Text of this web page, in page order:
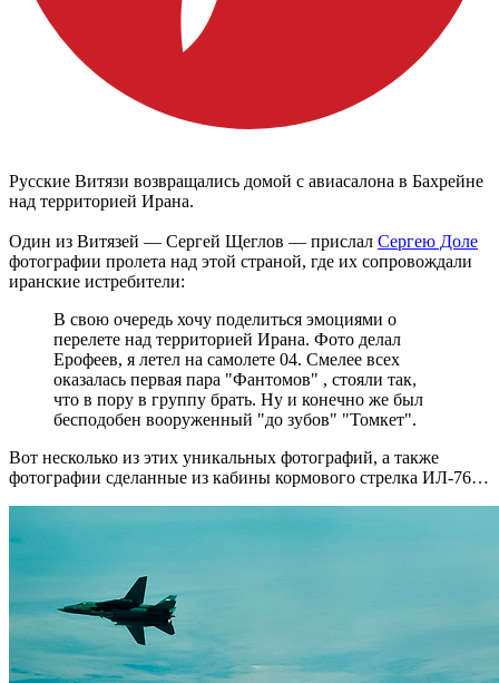
Русские Витязи возвращались домой с авиасалона в Бахрейне
над территорией Ирана.
Один из Витязей — Сергей Щеглов — прислал Сергею Доле
фотографии пролета над этой страной, где их сопровождали
иранские истребители:
В свою очередь хочу поделиться эмоциями о
перелете над территорией Ирана. Фото делал
Ерофеев, я летел на самолете 04. Смелее всех
оказалась первая пара "Фантомов" , стояли так,
что в пору в группу брать. Ну и конечно же был
бесподобен вооруженный "до зубов" "Томкет".
Вот несколько из этих уникальных фотографий, а также
фотографии сделанные из кабины кормового стрелка ИЛ-76…